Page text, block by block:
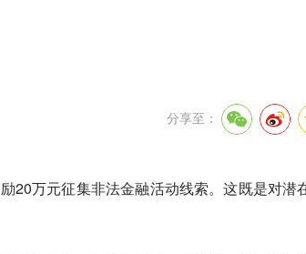
分享至：
20万元征集非法金融活动线索。这既是对潜